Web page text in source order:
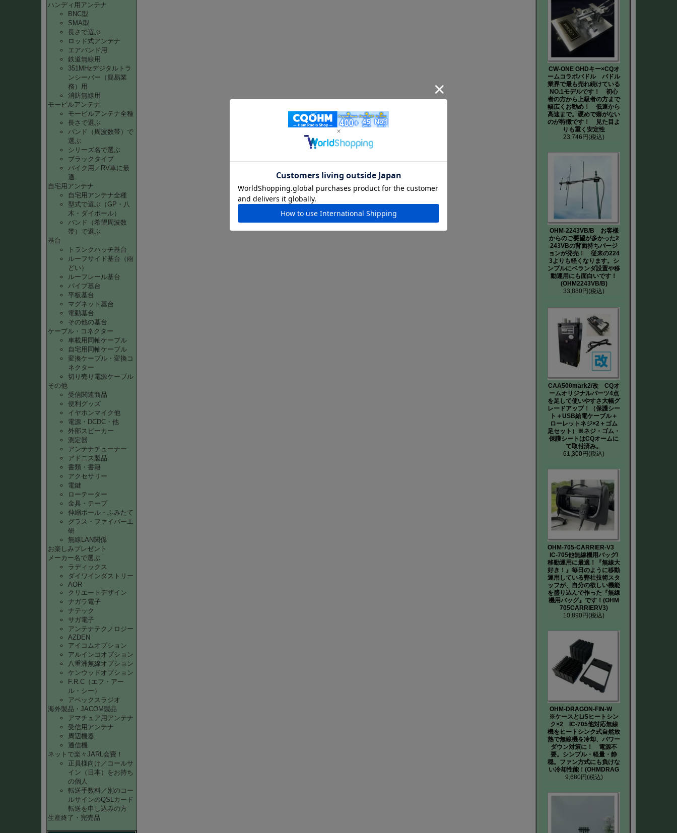
ハンディ用アンテナ
BNC型
SMA型
長さで選ぶ
ロッド式アンテナ
エアバンド用
鉄道無線用
351MHzデジタルトラ
ンシーバー（簡易業
務）用
消防無線用
モービルアンテナ
モービルアンテナ全種
長さで選ぶ
バンド（周波数帯）で
選ぶ
シリーズ名で選ぶ
ブラックタイプ
バイク用／RV車に最
適
自宅用アンテナ
自宅用アンテナ全種
型式で選ぶ（GP・八
木・ダイポール）
バンド（希望周波数
帯）で選ぶ
基台
トランクハッチ基台
ルーフサイド基台（雨
どい）
ルーフレール基台
パイプ基台
平板基台
マグネット基台
電動基台
その他の基台
ケーブル・コネクター
車載用同軸ケーブル
自宅用同軸ケーブル
変換ケーブル・変換コ
ネクター
切り売り電源ケーブル
その他
受信関連商品
便利グッズ
イヤホンマイク他
電源・DCDC・他
外部スピーカー
測定器
アンテナチューナー
アドニス製品
書類・書籍
アクセサリー
電鍵
ローテーター
金具・テープ
伸縮ポール・ふみたて
グラス・ファイバー工
研
無線LAN関係
お楽しみプレゼント
メーカー名で選ぶ
ラディックス
ダイワインダストリー
AOR
クリエートデザイン
ナガラ電子
ナテック
サガ電子
アンテナテクノロジー
AZDEN
アイコムオプション
アルインコオプション
八重洲無線オプション
ケンウッドオプション
F.R.C（エフ・アー
ル・シー）
アペックスラジオ
海外製品・JACOM製品
アマチュア用アンテナ
受信用アンテナ
周辺機器
通信機
ネットで楽々JARL会費！
正員様向け／コールサ
イン（日本）をお持ち
の個人
転送手数料／別のコー
ルサインのQSLカード
転送を申し込みの方
生産終了・完売品
CW-ONE GHDキー×CQオ
ームコラボパドル パドル
業界で最も売れ続けている
NO.1モデルです！ 初心
者の方から上級者の方まで
幅広くお勧め！ 低速から
高速まで。硬めで癖がない
のが特徴です！ 見た目よ
りも重く安定性
23,746円(税込)
OHM-2243VB/B お客様
からのご要望が多かった2
243VBの背面持ちバージ
ョンが発売！ 従来の224
3よりも軽くなります。シ
ンプルにベランダ設置や移
動運用にも面白いです！
(OHM2243VB/B)
33,880円(税込)
CAA500mark2/改 CQオ
ームオリジナルパーツ4点
を足して使いやすさ大幅グ
レードアップ！（保護シー
ト＋USB給電ケーブル＋
ローレットネジ×2＋ゴム
足セット）※ネジ・ゴム・
保護シートはCQオームに
て取付済み。
61,300円(税込)
OHM-705-CARRIER-V3
IC-705他無線機用バッグ/
移動運用に最適！『無線大
好き！』毎日のように移動
運用している弊社技術スタ
ッフが、自分の欲しい機能
を盛り込んで作った『無線
機用バッグ』です！(OHM
705CARRIERV3)
10,890円(税込)
OHM-DRAGON-FIN-W
※ケースとL/Sヒートシン
ク×2 IC-705他対応無線
機をヒートシンク式自然放
熱で無線機を冷却、パワー
ダウン対策に！ 電源不
要。シンプル・軽量・静
穏。ファン方式にも負けな
い冷却性能！(OHMDRAG
9,680円(税込)